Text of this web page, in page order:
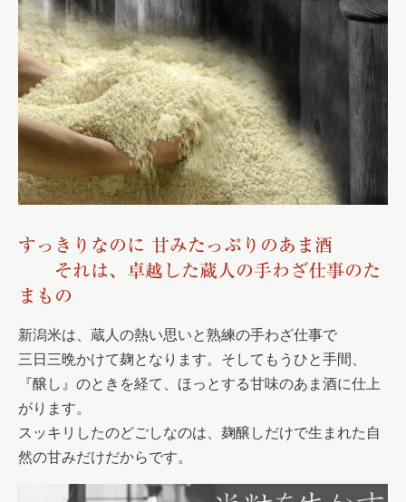
すっきりなのに 甘みたっぷりのあま酒
それは、卓越した蔵人の手わざ仕事のた
まもの
新潟米は、蔵人の熱い思いと熟練の手わざ仕事で
三日三晩かけて麹となります。そしてもうひと手間、
『醸し』のときを経て、ほっとする甘味のあま酒に仕上
がります。
スッキリしたのどごしなのは、麹醸しだけで生まれた自
然の甘みだけだからです。